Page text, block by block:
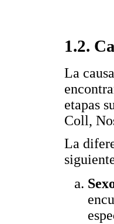
1.2.
La
etapas
Coll,
La